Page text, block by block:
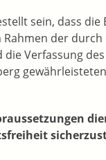
sein, dass
der durch
Verfassung